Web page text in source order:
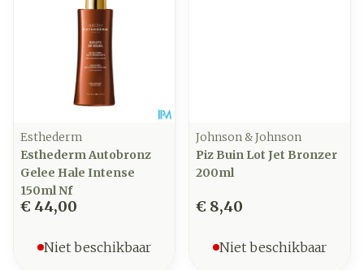
Esthederm
Esthederm Autobronz
Gelee Hale Intense
150ml Nf
€ 44,00
Niet beschikbaar
Johnson & Johnson
Piz Buin Lot Jet Bronzer
200ml
€ 8,40
Niet beschikbaar